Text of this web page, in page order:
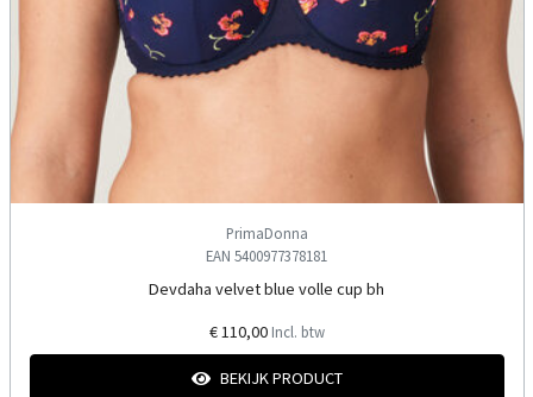
PrimaDonna
EAN 5400977378181
Devdaha velvet blue volle cup bh
€ 110,00 Incl. btw
BEKIJK PRODUCT